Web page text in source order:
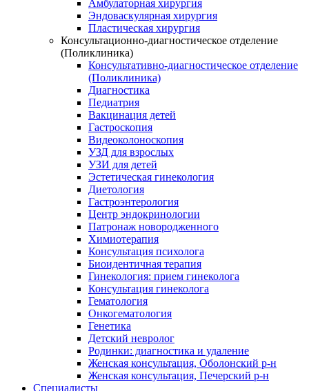
Амбулаторная хирургия
Эндоваскулярная хирургия
Пластическая хирургия
Консультационно-диагностическое отделение
(Поликлиника)
Консультативно-диагностическое отделение
(Поликлиника)
Диагностика
Педиатрия
Вакцинация детей
Гастроскопия
Видеоколоноскопия
УЗД для взрослых
УЗИ для детей
Эстетическая гинекология
Диетология
Гастроэнтерология
Центр эндокринологии
Патронаж новородженного
Химиотерапия
Консультация психолога
Биоидентичная терапия
Гинекология: прием гинеколога
Консультация гинеколога
Гематология
Онкогематология
Генетика
Детский невролог
Родинки: диагностика и удаление
Женская консультация, Оболонский р-н
Женская консультация, Печерский р-н
Специалисты